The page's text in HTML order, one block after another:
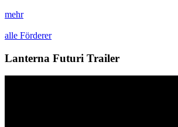
mehr
alle Förderer
Lanterna Futuri Trailer